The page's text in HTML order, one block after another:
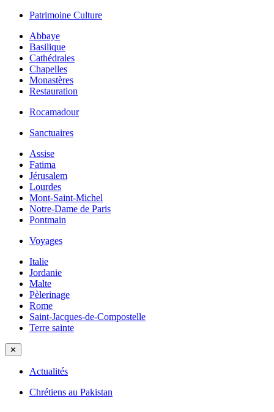
Patrimoine Culture
Abbaye
Basilique
Cathédrales
Chapelles
Monastères
Restauration
Rocamadour
Sanctuaires
Assise
Fatima
Jérusalem
Lourdes
Mont-Saint-Michel
Notre-Dame de Paris
Pontmain
Voyages
Italie
Jordanie
Malte
Pèlerinage
Rome
Saint-Jacques-de-Compostelle
Terre sainte
✕
Actualités
Chrétiens au Pakistan